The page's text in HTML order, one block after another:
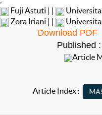
Fuji Astuti | |
Zora Iriani | |
Download PDF
Published
Article
Article Index :